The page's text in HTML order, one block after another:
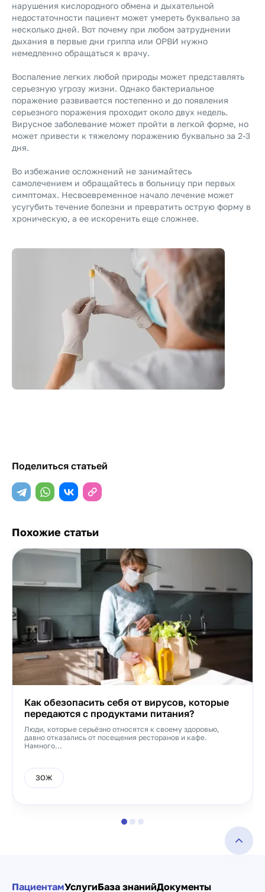
нарушения кислородного обмена и дыхательной
недостаточности пациент может умереть буквально за
несколько дней. Вот почему при любом затруднении
дыхания в первые дни гриппа или ОРВИ нужно
немедленно обращаться к врачу.
Воспаление легких любой природы может представлять
серьезную угрозу жизни. Однако бактериальное
поражение развивается постепенно и до появления
серьезного поражения проходит около двух недель.
Вирусное заболевание может пройти в легкой форме, но
может привести к тяжелому поражению буквально за 2-3
дня.
Во избежание осложнений не занимайтесь
самолечением и обращайтесь в больницу при первых
симптомах. Несвоевременное начало лечение может
усугубить течение болезни и превратить острую форму в
хроническую, а ее искоренить еще сложнее.
Поделиться статьей
Похожие статьи
Как обезопасить себя от вирусов, которые
передаются с продуктами питания?
Люди, которые серьёзно относятся к своему здоровью,
давно отказались от посещения ресторанов и кафе.
Намного...
ЗОЖ
ПациентамУслугиБаза знанийДокументы